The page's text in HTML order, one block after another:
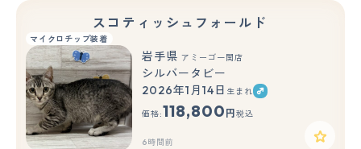
スコティッシュフォールド
マイクロチップ装着
岩手県 アミーゴ一関店
シルバータビー
2026年1月14日 生まれ
価格:118,800 円 税込
6時間前